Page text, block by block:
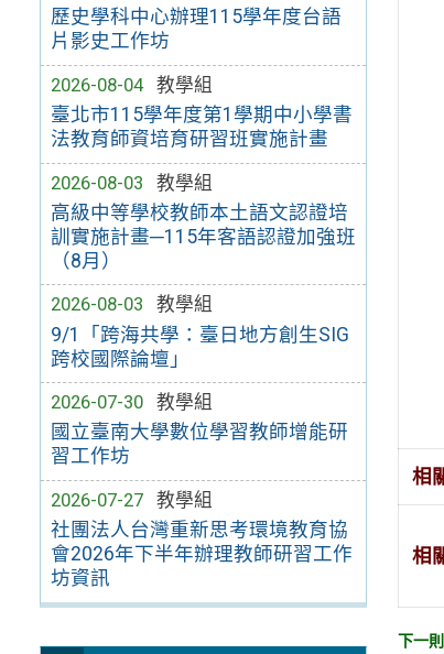
歷史學科中心辦理115學年度台語
片影史工作坊
2026-08-04
教學組
臺北市115學年度第1學期中小學書
法教育師資培育研習班實施計畫
2026-08-03
教學組
高級中等學校教師本土語文認證培
訓實施計畫─115年客語認證加強班
（8月）
2026-08-03
教學組
9/1「跨海共學：臺日地方創生SIG
跨校國際論壇」
2026-07-30
教學組
國立臺南大學數位學習教師增能研
習工作坊
2026-07-27
教學組
社團法人台灣重新思考環境教育協
會2026年下半年辦理教師研習工作
坊資訊
相
相